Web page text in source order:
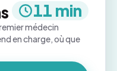
11 min
médecin
en charge, où que